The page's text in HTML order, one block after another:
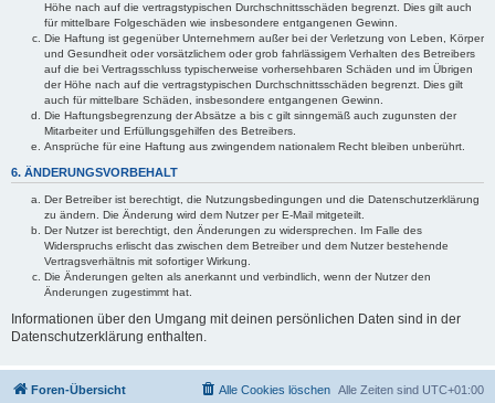
Höhe nach auf die vertragstypischen Durchschnittsschäden begrenzt. Dies gilt auch
für mittelbare Folgeschäden wie insbesondere entgangenen Gewinn.
Die Haftung ist gegenüber Unternehmern außer bei der Verletzung von Leben, Körper
und Gesundheit oder vorsätzlichem oder grob fahrlässigem Verhalten des Betreibers
auf die bei Vertragsschluss typischerweise vorhersehbaren Schäden und im Übrigen
der Höhe nach auf die vertragstypischen Durchschnittsschäden begrenzt. Dies gilt
auch für mittelbare Schäden, insbesondere entgangenen Gewinn.
Die Haftungsbegrenzung der Absätze a bis c gilt sinngemäß auch zugunsten der
Mitarbeiter und Erfüllungsgehilfen des Betreibers.
Ansprüche für eine Haftung aus zwingendem nationalem Recht bleiben unberührt.
6. ÄNDERUNGSVORBEHALT
Der Betreiber ist berechtigt, die Nutzungsbedingungen und die Datenschutzerklärung
zu ändern. Die Änderung wird dem Nutzer per E-Mail mitgeteilt.
Der Nutzer ist berechtigt, den Änderungen zu widersprechen. Im Falle des
Widerspruchs erlischt das zwischen dem Betreiber und dem Nutzer bestehende
Vertragsverhältnis mit sofortiger Wirkung.
Die Änderungen gelten als anerkannt und verbindlich, wenn der Nutzer den
Änderungen zugestimmt hat.
Informationen über den Umgang mit deinen persönlichen Daten sind in der
Datenschutzerklärung enthalten.
Foren-Übersicht Alle Zeiten sind UTC+01:00
Alle Cookies löschen